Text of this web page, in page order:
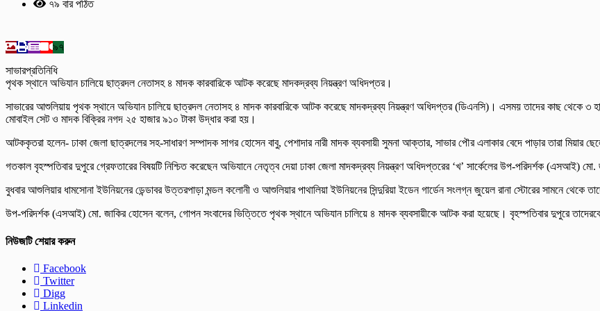
৭৯ বার পঠিত
৯৭
সাভারপ্রতিনিধি
পৃথক স্থানে অভিযান চালিয়ে ছাত্রদল নেতাসহ ৪ মাদক কারবারিকে আটক করেছে মাদকদ্রব্য নিয়ন্ত্রণ অধিদপ্তর।
সাভারের আশুলিয়ায় পৃথক স্থানে অভিযান চালিয়ে ছাত্রদল নেতাসহ ৪ মাদক কারবারিকে আটক করেছে মাদকদ্রব্য নিয়ন্ত্রণ অধিদপ্তর (ডিএনসি)। এসময় তাদের কাছ থেকে ৩
মোবাইল সেট ও মাদক বিক্রির নগদ ২৫ হাজার ৯১০ টাকা উদ্ধার করা হয়।
আটককৃতরা হলেন- ঢাকা জেলা ছাত্রদলের সহ-সাধারণ সম্পাদক সাগর হোসেন বাবু, পেশাদার নারী মাদক ব্যবসায়ী সুমনা আক্তার, সাভার পৌর এলাকার বেদে পাড়ার তারা মিয়ার
গতকাল বৃহস্পতিবার দুপুরে গ্রেফতারের বিষয়টি নিশ্চিত করেছেন অভিযানে নেতৃত্ব দেয়া ঢাকা জেলা মাদকদ্রব্য নিয়ন্ত্রণ অধিদপ্তরের ‘খ’ সার্কেলের উপ-পরিদর্শক (এসআই)
বুধবার আশুলিয়ার ধামসোনা ইউনিয়নের ডেন্ডাবর উত্তরপাড়া মন্ডল কলোনী ও আশুলিয়ার পাথালিয়া ইউনিয়নের সিন্দুরিয়া ইডেন গার্ডেন সংলগ্ন জুয়েল রানা স্টোরের সামনে থেকে
উপ-পরিদর্শক (এসআই) মো. জাকির হোসেন বলেন, গোপন সংবাদের ভিত্তিতে পৃথক স্থানে অভিযান চালিয়ে ৪ মাদক ব্যবসায়ীকে আটক করা হয়েছে। বৃহস্পতিবার দুপুরে
নিউজটি শেয়ার করুন
Facebook
Twitter
Digg
Linkedin